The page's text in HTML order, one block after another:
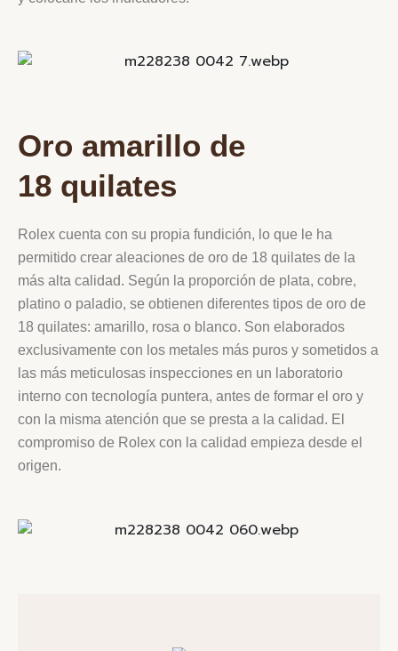
Oro amarillo de
18 quilates
Rolex cuenta con su propia fundición, lo que le ha
permitido crear aleaciones de oro de 18 quilates de la
más alta calidad. Según la proporción de plata, cobre,
platino o paladio, se obtienen diferentes tipos de oro de
18 quilates: amarillo, rosa o blanco. Son elaborados
exclusivamente con los metales más puros y sometidos a
las más meticulosas inspecciones en un laboratorio
interno con tecnología puntera, antes de formar el oro y
con la misma atención que se presta a la calidad. El
compromiso de Rolex con la calidad empieza desde el
origen.